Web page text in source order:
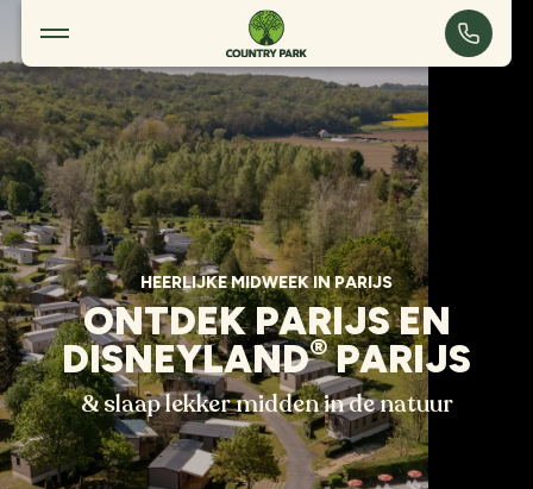
Heerlijke midweek in Parijs
HEERLIJKE MIDWEEK IN PARIJS
ONTDEK PARIJS EN
DISNEYLAND®PARIJS
& slaap lekker midden in de natuur